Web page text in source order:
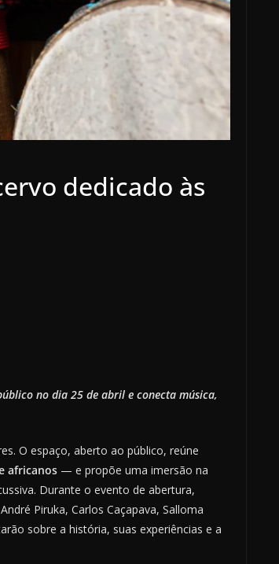
dedicado às
no dia 25 de abril e conecta música,
O espaço, aberto ao público, reúne
africanos — e propõe uma imersão na
Durante o evento de abertura,
Piruka, Carlos Caçapava, Salloma
sobre a história, suas experiências e a